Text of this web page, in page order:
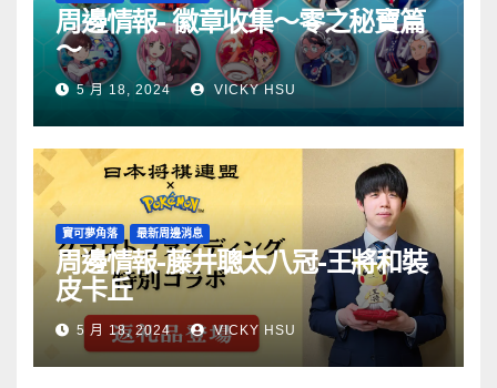
周邊情報- 徽章收集～零之秘寶篇
～
5 月 18, 2024 VICKY HSU
寶可夢角落 最新周邊消息
周邊情報-藤井聰太八冠-王將和裝
皮卡丘
5 月 18, 2024 VICKY HSU